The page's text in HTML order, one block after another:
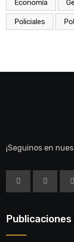
Economía
Policiales
¡Seguinos en